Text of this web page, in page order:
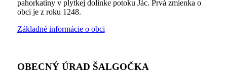
pahorkatiny v plytkej dolinke potoku Jác. Prvá zmienka o
obci je z roku 1248.
Základné informácie o obci
OBECNÝ ÚRAD ŠALGOČKA